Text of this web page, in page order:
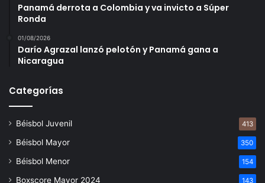
Panamá derrota a Colombia y va invicto a Súper
Ronda
01/08/2026
Darío Agrazal lanzó pelotón y Panamá gana a
Nicaragua
Categorías
Béisbol Juvenil 413
Béisbol Mayor 350
Béisbol Menor 154
Boxscore Mayor 2024 143